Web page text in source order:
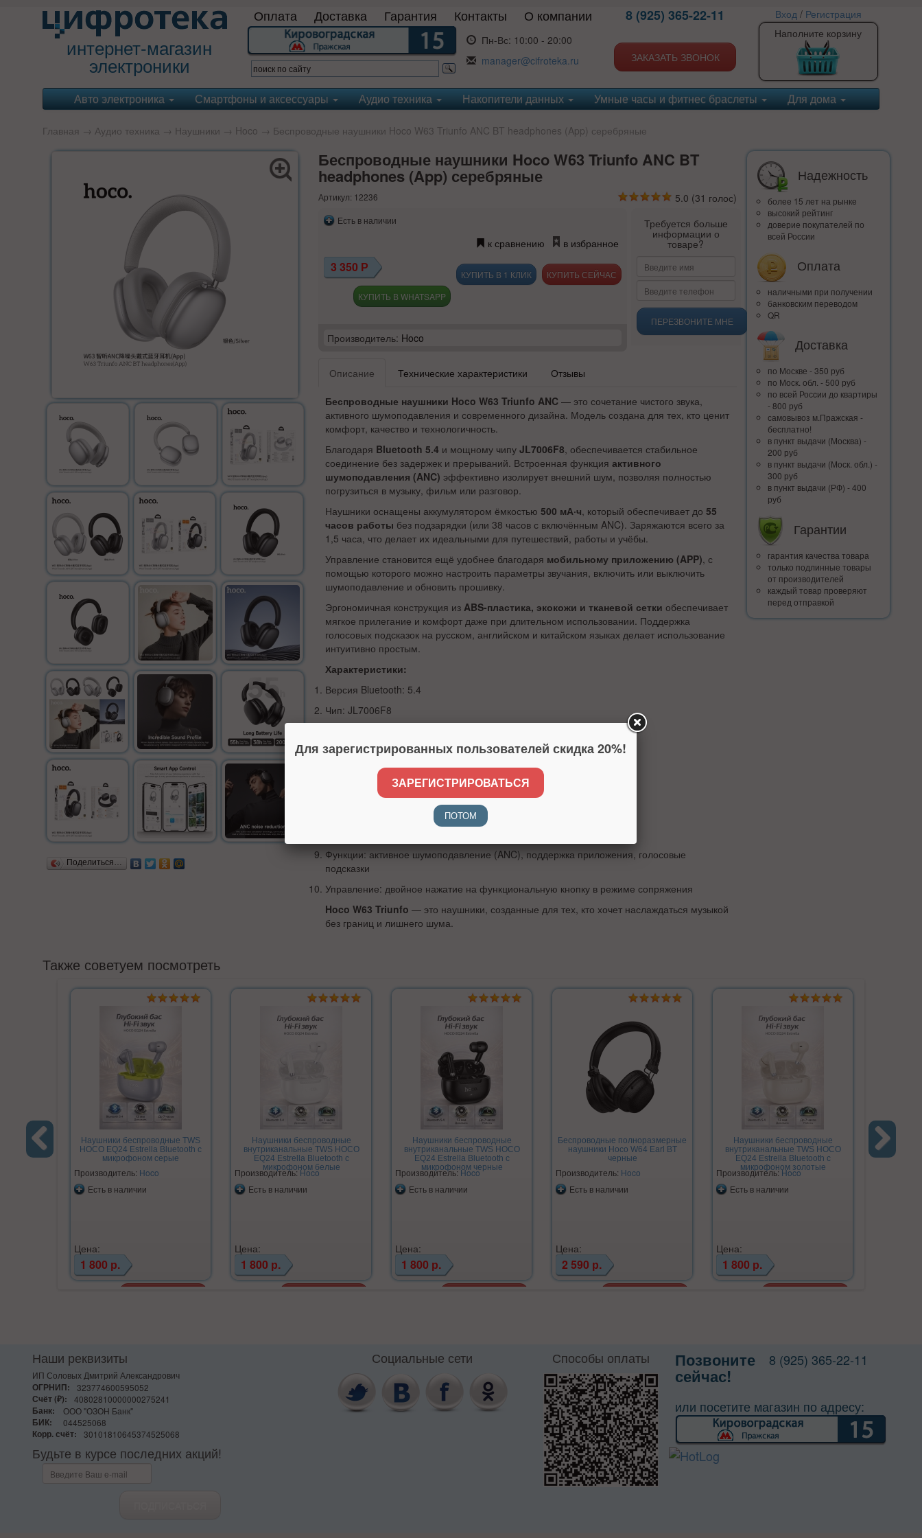
интернет-магазин
электроники
Оплата Доставка Гарантия Контакты О компании
Пн-Вс: 10:00 - 20:00
manager@cifroteka.ru
8 (925) 365-22-11
ЗАКАЗАТЬ ЗВОНОК
Вход/ Регистрация
Наполните корзину
Авто электроника Смартфоны и аксессуары Аудио техника Накопители данных Умные часы и фитнес браслеты Для дома
Главная → Аудио техника → Наушники → Hoco → Беспроводные наушники Hoco W63 Triunfo ANC BT headphones (App) серебряные
Поделиться…
Беспроводные наушники Hoco W63 Triunfo ANC BT
headphones (App) серебряные
Артикул: 12236 5.0 (31 голос)
Есть в наличии
к сравнению в избранное
3 350 Р
КУПИТЬ В 1 КЛИК
КУПИТЬ В WHATSAPP
Производитель: Hoco
Требуется больше
информации о
товаре?
ПЕРЕЗВОНИТЕ МНЕ
Описание Технические характеристики Отзывы
Беспроводные наушники Hoco W63 Triunfo ANC— это сочетание чистого звука,
активного шумоподавления и современного дизайна. Модель создана для тех, кто ценит
комфорт, качество и технологичность.
Благодаря Bluetooth 5.4 и мощному чипу JL7006F8, обеспечивается стабильное
соединение без задержек и прерываний. Встроенная функция активного
шумоподавления (ANC) эффективно изолирует внешний шум, позволяя полностью
погрузиться в музыку, фильм или разговор.
Наушники оснащены аккумулятором ёмкостью 500 мА·ч, который обеспечивает до 55
часов работы без подзарядки (или 38 часов с включённым ANC). Заряжаются всего за
1,5 часа, что делает их идеальными для путешествий, работы и учёбы.
Управление становится ещё удобнее благодаря мобильному приложению (APP), с
помощью которого можно настроить параметры звучания, включить или выключить
шумоподавление и обновить прошивку.
Эргономичная конструкция из ABS-пластика, экокожи и тканевой сетки обеспечивает
мягкое прилегание и комфорт даже при длительном использовании. Поддержка
голосовых подсказок на русском, английском и китайском языках делает использование
интуитивно простым.
Характеристики:
Версия Bluetooth: 5.4
Чип: JL7006F8
Время зарядки: 1,5 часа
Время работы: до 55 часов (38 часов с ANC)
Материал: ABS + экокожа + тканевая сетка
Размер: 199 × 186 × 77 мм
Функции: активное шумоподавление (ANC), поддержка приложения, голосовые
подсказки
Управление: двойное нажатие на функциональную кнопку в режиме сопряжения
Hoco W63 Triunfo — это наушники, созданные для тех, кто хочет наслаждаться музыкой
без границ и лишнего шума.
Надежность
более 15 лет на рынке
высокий рейтинг
доверие покупателей по
всей России
Оплата
наличными при получении
банковским переводом
QR
Доставка
по Москве - 350 руб
по Моск. обл. - 500 руб
по всей Росcии до квартиры
- 800 руб
самовывоз м.Пражская -
бесплатно!
в пункт выдачи (Москва) -
200 руб
в пункт выдачи (Моск. обл.) -
300 руб
в пункт выдачи (РФ) - 400
руб
Гарантии
гарантия качества товара
только подлинные товары
от производителей
каждый товар проверяют
перед отправкой
Также советуем посмотреть
Наушники беспроводные TWS
HOCO EQ24 Estrella Bluetooth с
микрофоном серые
Производитель: Hoco
Есть в наличии
Цена:
1 800 р.
Наушники беспроводные
внутриканальные TWS HOCO
EQ24 Estrella Bluetooth с
микрофоном белые
Производитель:Hoco
Есть в наличии
Цена:
1 800 р.
Наушники беспроводные
внутриканальные TWS HOCO
EQ24 Estrella Bluetooth с
микрофоном черные
Производитель:Hoco
Есть в наличии
Цена:
1 800 р.
Беспроводные полноразмерные
наушники Hoco W64 Earl BT
черные
Производитель: Hoco
Есть в наличии
Цена:
2 590 р.
Наушники беспроводные
внутриканальные TWS HOCO
EQ24 Estrella Bluetooth с
микрофоном золотые
Производитель:Hoco
Есть в наличии
Цена:
1 800 р.
Happy
Наши реквизиты
ИП Соловых Дмитрий Александрович
ОГРНИП:
323774600595052
Счёт (₽):
40802810000000275241
Банк:
ООО "ОЗОН Банк"
БИК:
044525068
Корр. счёт:
30101810645374525068
Будьте в курсе последних акций!
Социальные сети Способы оплаты Позвоните
сейчас!
8 (925) 365-22-11
или посетите магазин по адресу:
Для зарегистрированных пользователей скидка 20%!
ЗАРЕГИСТРИРОВАТЬСЯ
ПОТОМ